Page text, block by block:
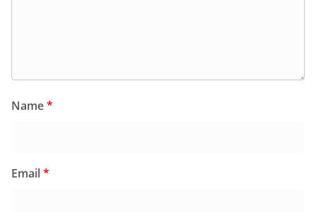
Name*
Email*